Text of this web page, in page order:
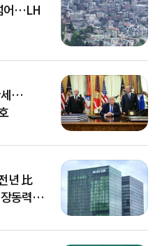
어…LH
세…
년 比
동력